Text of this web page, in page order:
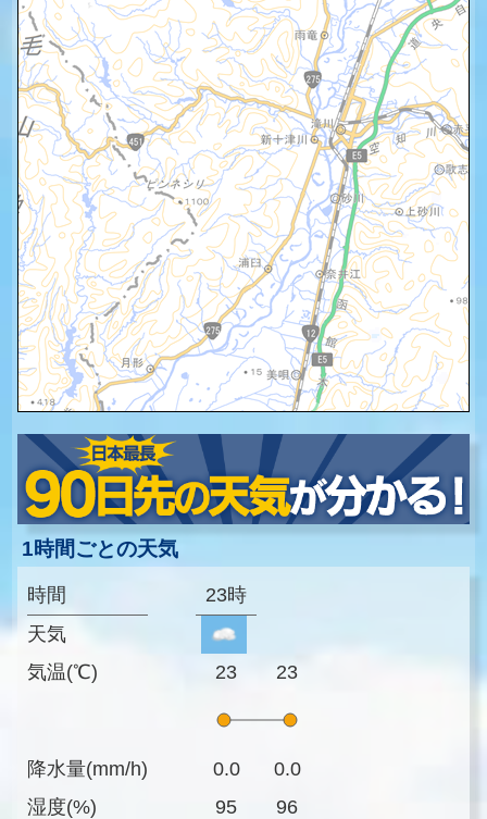
1時間ごとの天気
時間
天気
気温(℃)
降水量(mm/h)
湿度(%)
23時
23 23
0.0
0.0
95
96